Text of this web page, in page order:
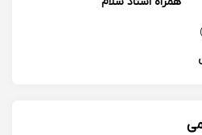
)